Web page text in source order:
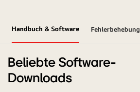
Handbuch & Software Fehlerbehebung
Beliebte Software-
Downloads